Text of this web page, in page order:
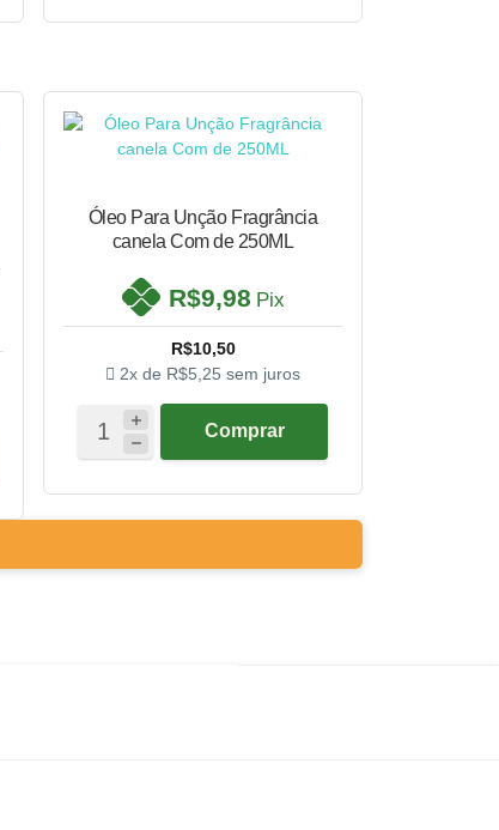
Óleo Para Unção Fragrância
canela Com de 250ML
R$9,98 Pix
R$10,50
2x de R$5,25 sem juros
Comprar